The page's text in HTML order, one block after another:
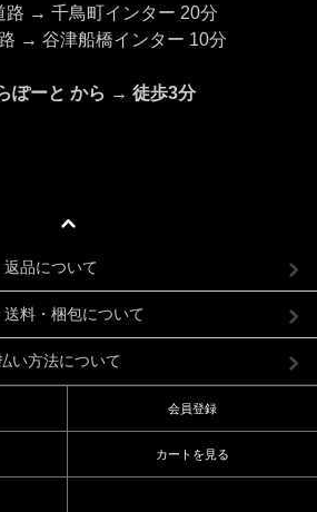
路 → 千鳥町インター 20分
→ 谷津船橋インター 10分
ぽーと から → 徒歩3分
返品について
送料・梱包について
い方法について
会員登録
カートを見る